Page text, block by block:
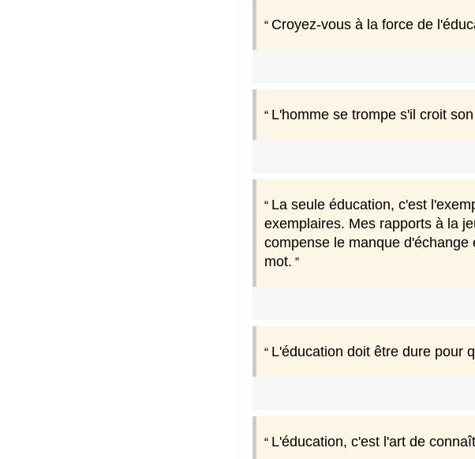
Croyez-vous à la force de
L'homme se trompe s'il croit
La seule éducation, c'est
exemplaires. Mes rapports à la
compense le manque
mot.
L'éducation doit être dure pour
L'éducation, c'est l'art de